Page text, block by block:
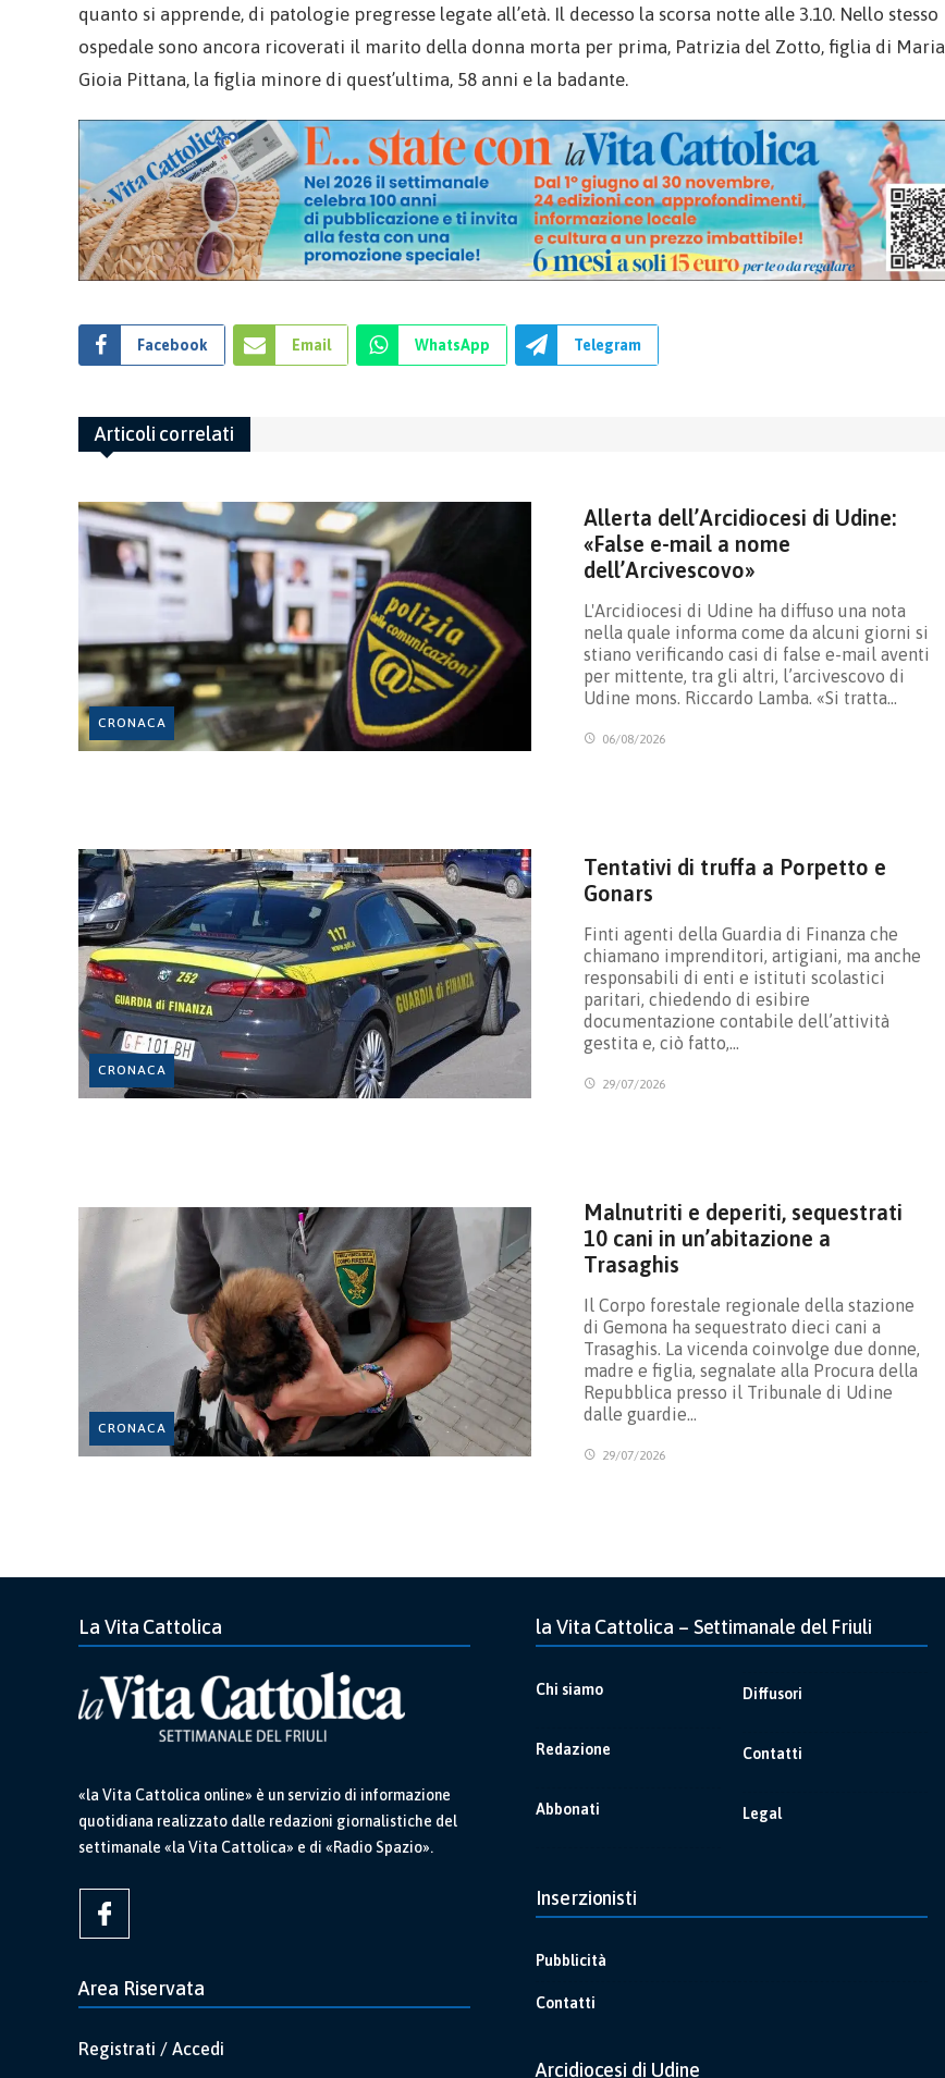
quanto si apprende, di patologie pregresse legate all’età. Il decesso la scorsa notte alle 3.10. Nello stesso
ospedale sono ancora ricoverati il marito della donna morta per prima, Patrizia del Zotto, figlia di Maria
Gioia Pittana, la figlia minore di quest’ultima, 58 anni e la badante.
Facebook Email WhatsApp Telegram
Articoli correlati
CRONACA
Allerta dell’Arcidiocesi di Udine:
«False e-mail a nome
dell’Arcivescovo»
L'Arcidiocesi di Udine ha diffuso una nota
nella quale informa come da alcuni giorni si
stiano verificando casi di false e-mail aventi
per mittente, tra gli altri, l’arcivescovo di
Udine mons. Riccardo Lamba. «Si tratta…
06/08/2026
CRONACA
Tentativi di truffa a Porpetto e
Gonars
Finti agenti della Guardia di Finanza che
chiamano imprenditori, artigiani, ma anche
responsabili di enti e istituti scolastici
paritari, chiedendo di esibire
documentazione contabile dell’attività
gestita e, ciò fatto,…
29/07/2026
CRONACA
Malnutriti e deperiti, sequestrati
10 cani in un’abitazione a
Trasaghis
Il Corpo forestale regionale della stazione
di Gemona ha sequestrato dieci cani a
Trasaghis. La vicenda coinvolge due donne,
madre e figlia, segnalate alla Procura della
Repubblica presso il Tribunale di Udine
dalle guardie…
29/07/2026
La Vita Cattolica
«la Vita Cattolica online» è un servizio di informazione
quotidiana realizzato dalle redazioni giornalistiche del
settimanale «la Vita Cattolica» e di «Radio Spazio».
Area Riservata
Registrati / Accedi
la Vita Cattolica – Settimanale del Friuli
Chi siamo
Redazione
Abbonati
Diffusori
Contatti
Legal
Inserzionisti
Pubblicità
Contatti
Arcidiocesi di Udine